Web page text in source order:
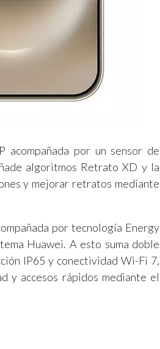
por un sensor de
algoritmos Retrato XD y la
y mejorar retratos mediante
por tecnología Energy
Huawei. A esto suma doble
IP65 y conectividad Wi-Fi 7,
y accesos rápidos mediante el